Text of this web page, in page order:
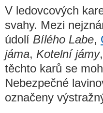
V ledovcových
svahy. Mezi
údolí Bílého Labe,
jáma, Kotelní jámy,
těchto karů se
Nebezpečné
označeny